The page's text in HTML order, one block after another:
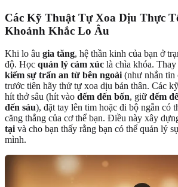
Các Kỹ Thuật Tự Xoa Dịu Thực
Khoảnh Khắc Lo Âu
Khi lo âu gia tăng, hệ thần kinh của bạn ở
độ. Học quản lý cảm xúc là chìa khóa.
kiếm sự trấn an từ bên ngoài (như nhắn tin
trước tiên hãy thử tự xoa dịu bản thân. Các
hít thở sâu (hít vào đếm đến bốn, giữ đếm
đến sáu), đặt tay lên tim hoặc đi bộ ngắn có
căng thẳng của cơ thể bạn. Điều này xây
tại và cho bạn thấy rằng bạn có thể quản lý
mình.